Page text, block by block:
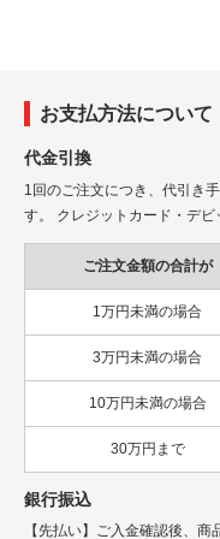
お支払方法について
代金引換
1回のご注文につき、代引き
す。 クレジットカード・デビ
ご注文金額の合計が
1万円未満の場合
3万円未満の場合
10万円未満の場合
30万円まで
銀行振込
【先払い】ご入金確認後、